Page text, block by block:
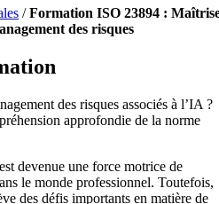
/Formation ISO 23894 :
des risques
des risques associés à l’IA ?
approfondie de la norme
devenue une force motrice de
le monde professionnel. Toutefois,
des défis importants en matière de